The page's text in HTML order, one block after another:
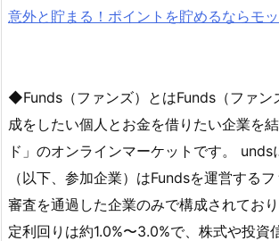
意外と貯まる！ポイントを貯めるならモ
◆Funds（ファンズ）とはFunds（ファン
成をしたい個人とお金を借りたい企業を
ド」のオンラインマーケットです。 unds
（以下、参加企業）はFundsを運営する
審査を通過した企業のみで構成されてお
定利回りは約1.0%〜3.0%で、株式や投資